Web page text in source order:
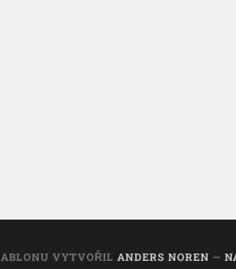
VYTVOŘIL ANDERS NOREN —